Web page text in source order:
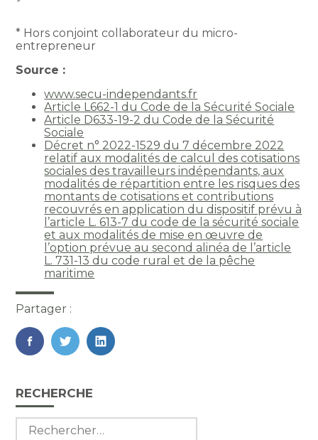
* Hors conjoint collaborateur du micro-
entrepreneur
Source :
www.secu-independants.fr
Article L662-1 du Code de la Sécurité Sociale
Article D633-19-2 du Code de la Sécurité
Sociale
Décret n° 2022-1529 du 7 décembre 2022
relatif aux modalités de calcul des cotisations
sociales des travailleurs indépendants, aux
modalités de répartition entre les risques des
montants de cotisations et contributions
recouvrés en application du dispositif prévu à
l’article L. 613-7 du code de la sécurité sociale
et aux modalités de mise en œuvre de
l’option prévue au second alinéa de l’article
L. 731-13 du code rural et de la pêche
maritime
Partager :
FaceBook
TwitterLinkedIn
Blog
sidebar
RECHERCHE
Rechercher :